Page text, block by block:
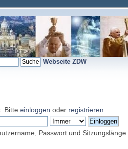
Webseite ZDW
. Bitte einloggen oder registrieren
Passwort und Sitzungslänge